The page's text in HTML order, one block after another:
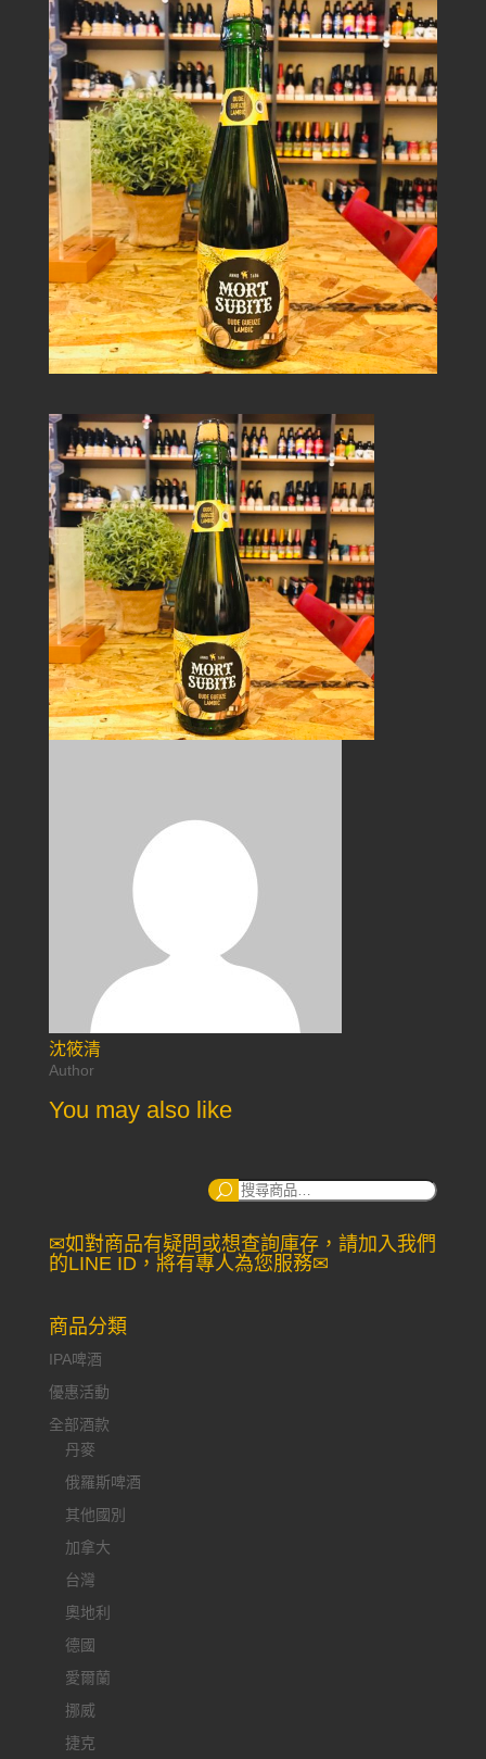
沈筱清
Author
You may also like
搜
✉如對商品有疑問或想查詢庫存，請加入我們
的LINE ID，將有專人為您服務✉
商品分類
IPA啤酒
優惠活動
全部酒款
丹麥
俄羅斯啤酒
其他國別
加拿大
台灣
奧地利
德國
愛爾蘭
挪威
捷克